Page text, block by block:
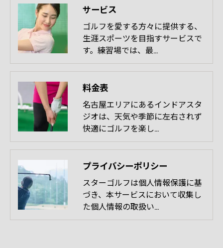
サービス
ゴルフを愛する方々に提供する、
生涯スポーツを目指すサービスで
す。練習場では、最…
料金表
名古屋エリアにあるインドアスタ
ジオは、天気や季節に左右されず
快適にゴルフを楽し…
プライバシーポリシー
スターゴルフは個人情報保護に基
づき、本サービスにおいて収集し
た個人情報の取扱い…